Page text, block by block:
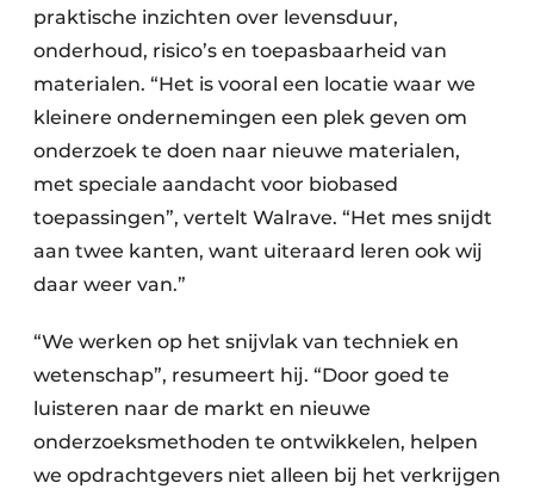
praktische inzichten over levensduur,
onderhoud, risico’s en toepasbaarheid van
materialen. “Het is vooral een locatie waar we
kleinere ondernemingen een plek geven om
onderzoek te doen naar nieuwe materialen,
met speciale aandacht voor biobased
toepassingen”, vertelt Walrave. “Het mes snijdt
aan twee kanten, want uiteraard leren ook wij
daar weer van.”
“We werken op het snijvlak van techniek en
wetenschap”, resumeert hij. “Door goed te
luisteren naar de markt en nieuwe
onderzoeksmethoden te ontwikkelen, helpen
we opdrachtgevers niet alleen bij het verkrijgen